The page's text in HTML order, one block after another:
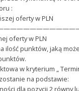
:
oferty w PLN
oferty w PLN
ilość punktów, jaką
w kryterium „
na podstawie:
dla pozycji 2 równy